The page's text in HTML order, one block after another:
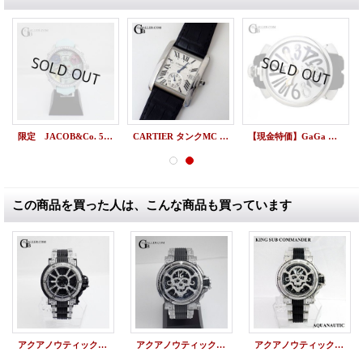
限定 JACOB&Co. 5タイムゾーン ブルーパールシェル 47mm CARTIER タンクMC W5330003 中古美品 【現金特価】GaGa milano ガガミラノ マヌアーレ 8ダイヤ 48mm ラバーベルト 5010.07S
この商品を買った人は、こんな商品も買っています
アクアノウティック キングサブコマンダー アフターダイヤ ダイヤマスク ハーフダイヤベルト アクアノウティック アフターダイヤ キングサブコマンダー ベルトダイヤ アクアノウティック キングサブコマンダー スカルマスク ダイヤ